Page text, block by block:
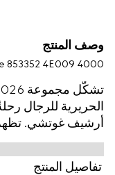
وصف المنتج
‎853352 4E009 4000
الحريرية للرجال
أرشيف غوتشي. تظهر
ونحلة على الجهة
تفاصيل المنتج